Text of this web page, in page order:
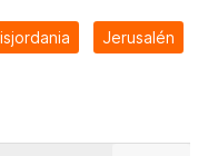
Jerusalén